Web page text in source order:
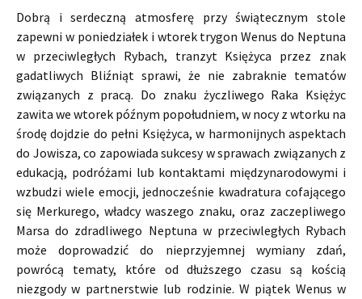
Dobrą i serdeczną atmosferę przy świątecznym stole
zapewni w poniedziałek i wtorek trygon Wenus do Neptuna
w przeciwległych Rybach, tranzyt Księżyca przez znak
gadatliwych Bliźniąt sprawi, że nie zabraknie tematów
związanych z pracą. Do znaku życzliwego Raka Księżyc
zawita we wtorek późnym popołudniem, w nocy z wtorku na
środę dojdzie do pełni Księżyca, w harmonijnych aspektach
do Jowisza, co zapowiada sukcesy w sprawach związanych z
edukacją, podróżami lub kontaktami międzynarodowymi i
wzbudzi wiele emocji, jednocześnie kwadratura cofającego
się Merkurego, władcy waszego znaku, oraz zaczepliwego
Marsa do zdradliwego Neptuna w przeciwległych Rybach
może doprowadzić do nieprzyjemnej wymiany zdań,
powrócą tematy, które od dłuższego czasu są kością
niezgody w partnerstwie lub rodzinie. W piątek Wenus w